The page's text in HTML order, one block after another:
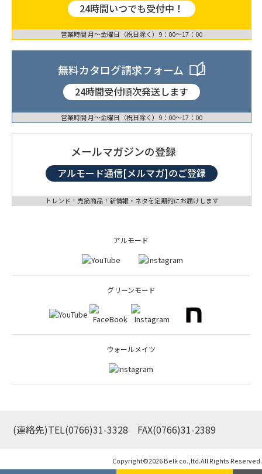
24時間いつでも受付中！
営業時間 月〜金曜日（祝日除く）9：00〜17：00
無料カタログ請求フォーム
24時間受付順次発送します
営業時間 月〜金曜日（祝日除く）9：00〜17：00
メールマガジンの登録
アルモード通信[メルマガ]のご登録
トレンド！売筋商品！新情報・ネタを定期的にお届けします
アルモード
グリーンモード
ウォールメイツ
(連絡先)TEL(0766)31-3328 FAX(0766)31-2389
Copyright©2026 Belk co.,ltd.All Rights Reserved.